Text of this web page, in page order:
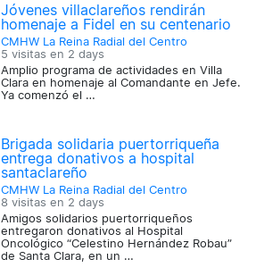
Jóvenes villaclareños rendirán
homenaje a Fidel en su centenario
CMHW La Reina Radial del Centro
5 visitas en 2 days
Amplio programa de actividades en Villa
Clara en homenaje al Comandante en Jefe.
Ya comenzó el …
Brigada solidaria puertorriqueña
entrega donativos a hospital
santaclareño
CMHW La Reina Radial del Centro
8 visitas en 2 days
Amigos solidarios puertorriqueños
entregaron donativos al Hospital
Oncológico “Celestino Hernández Robau”
de Santa Clara, en un …